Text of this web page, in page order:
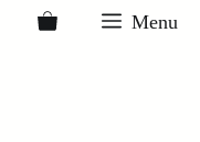
Menu